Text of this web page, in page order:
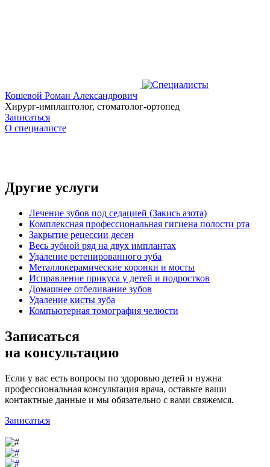
Кошевой Роман Александрович
Хирург-имплантолог, стоматолог-ортопед
Записаться
О специалисте
Другие услуги
Лечение зубов под седацией (Закись азота)
Комплексная профессиональная гигиена полости рта
Закрытие рецессии десен
Весь зубной ряд на двух имплантах
Удаление ретенированного зуба
Металлокерамические коронки и мосты
Исправление прикуса у детей и подростков
Домашнее отбеливание зубов
Удаление кисты зуба
Компьютерная томография челюсти
Записаться
на консультацию
Если у вас есть вопросы по здоровью детей и нужна
профессиональная консультация врача, оставьте ваши
контактные данные и мы обязательно с вами свяжемся.
Записаться